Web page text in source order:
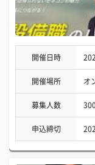
開催日時
開催場所 オ
募集人数
申込締切